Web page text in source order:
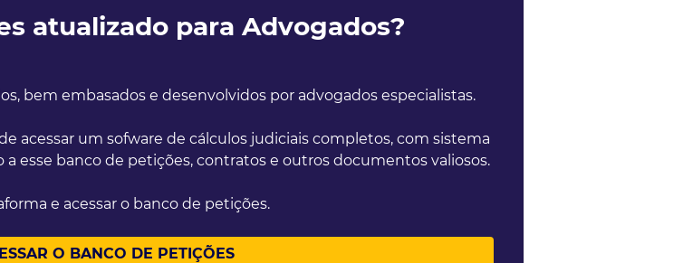
atualizado para Advogados?
bem embasados e desenvolvidos por advogados especialistas.
acessar um sofware de cálculos judiciais completos, com sistema
a esse banco de petições, contratos e outros documentos valiosos.
e acessar o banco de petições.
O BANCO DE PETIÇÕES